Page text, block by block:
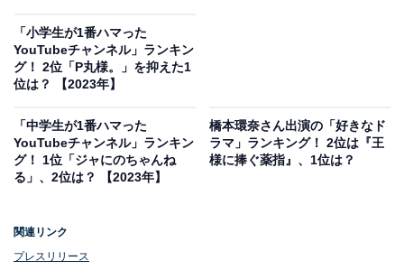
「小学生が1番ハマった
YouTubeチャンネル」ランキン
グ！ 2位「P丸様。」を抑えた1
位は？ 【2023年】
「中学生が1番ハマった
YouTubeチャンネル」ランキン
グ！ 1位「ジャにのちゃんね
る」、2位は？ 【2023年】
橋本環奈さん出演の「好きなド
ラマ」ランキング！ 2位は『王
様に捧ぐ薬指』、1位は？
関連リンク
プレスリリース